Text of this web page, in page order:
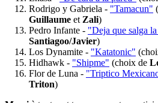
Rodrigo y Gabriela - "Tamacun"
Guillaume et Zali)
Pedro Infante - "Deja que salga
Santiagoo/Javier)
Los Dynamite - "Katatonic"
Hidhawk - "Shipme" (choix de
Flor de Luna - "Triptico
Triton)